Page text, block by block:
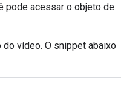
pode acessar o objeto de
vídeo. O snippet abaixo